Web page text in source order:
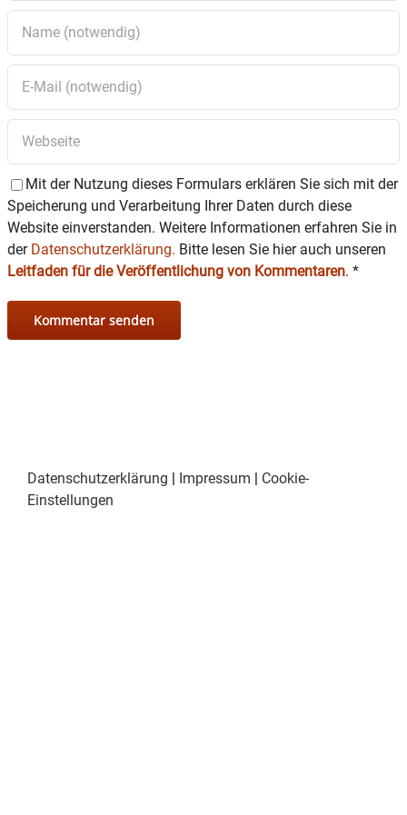
Mit der Nutzung dieses Formulars erklären Sie sich mit der
Speicherung und Verarbeitung Ihrer Daten durch diese
Website einverstanden. Weitere Informationen erfahren Sie in
der Datenschutzerklärung. Bitte lesen Sie hier auch unseren
Leitfaden für die Veröffentlichung von Kommentaren. *
Datenschutzerklärung | Impressum | Cookie-
Einstellungen